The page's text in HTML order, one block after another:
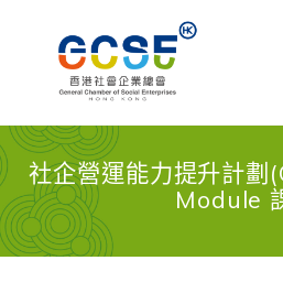
社企營運能力提升計
Module